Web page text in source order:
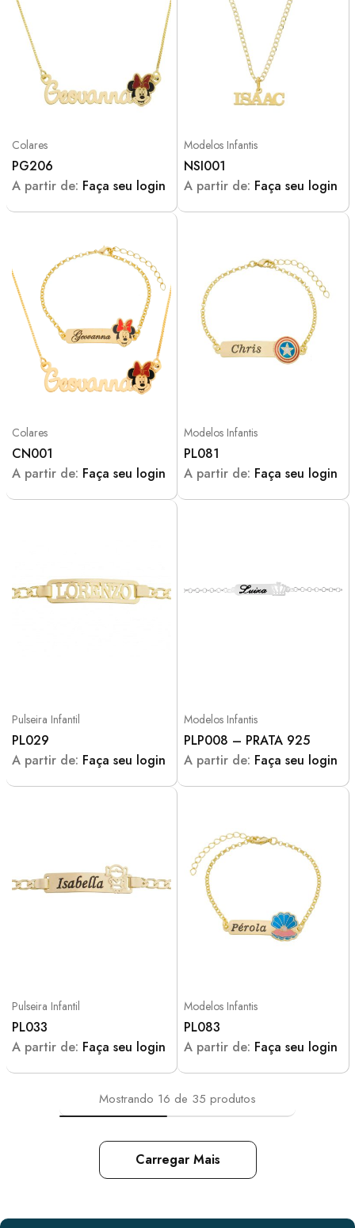
Colares
PG206
A partir de: Faça seu login
Modelos Infantis
NSI001
A partir de: Faça seu login
Colares
CN001
A partir de: Faça seu login
Modelos Infantis
PL081
A partir de: Faça seu login
Pulseira Infantil
PL029
A partir de: Faça seu login
Modelos Infantis
PLP008 – PRATA 925
A partir de: Faça seu login
Pulseira Infantil
PL033
A partir de: Faça seu login
Modelos Infantis
PL083
A partir de: Faça seu login
Mostrando 16 de 35 produtos
Carregar Mais